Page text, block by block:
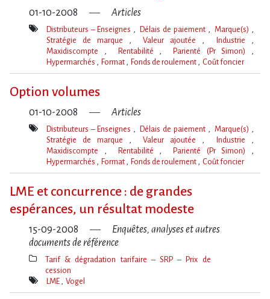
01-10-2008 Articles
Mot(s)-
Distributeurs – Enseignes Délais de paiement
Marque(s)
Stratégie de marque
Valeur ajoutée
Industrie
Maxidiscompte
Rentabilité
Parienté (Pr Simon)
Hypermarchés
Format Fonds de roulement Coût foncier
Option volumes
01-10-2008 Articles
Mot(s)-
Distributeurs – Enseignes Délais de paiement
Marque(s)
Stratégie de marque
Valeur ajoutée
Industrie
Maxidiscompte
Rentabilité
Parienté (Pr Simon)
Hypermarchés
Format Fonds de roulement Coût foncier
LME et concurrence : de grandes
espérances, un résultat modeste
15-09-2008
Enquêtes, analyses et autres
documents de référence
Thèmes(s)
Tarif & dégradation tarifaire – SRP – Prix de
cession
Mot(s)-
LME Vogel